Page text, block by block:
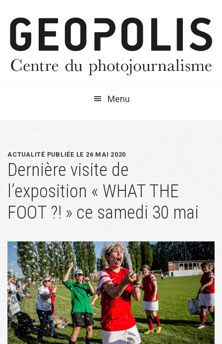
navigation
principale
contenu
principal
barre
latérale
Menu
ACTUALITÉ PUBLIÉE LE 26 MAI 2020
Dernière visite de
l’exposition « WHAT THE
FOOT ?! » ce samedi 30 mai